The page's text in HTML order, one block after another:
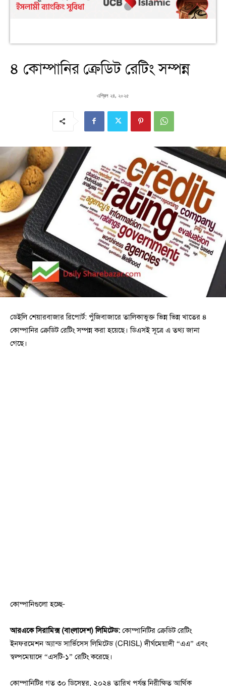
৪ কোম্পানির ক্রেডিট রেটিং সম্পন্ন
এপ্রিল ২৪, ২০২৫
ডেইলি শেয়ারবাজার রিপোর্ট: পুঁজিবাজারে তালিকাভুক্ত ভিন্ন ভিন্ন খাতের ৪
কোম্পানির ক্রেডিট রেটিং সম্পন্ন করা হয়েছে। ডিএসই সূত্রে এ তথ্য জানা
গেছে।
কোম্পানিগুলো হচ্ছে-
আরএকে সিরামিক্স (বাংলাদেশ) লিমিটেড: কোম্পানিটির ক্রেডিট রেটিং
ইনফরমেশন অ্যান্ড সার্ভিসেস লিমিটেড (CRISL) দীর্ঘমেয়াদী “এএ” এবং
স্বল্পমেয়াদে “এসটি-১” রেটিং করেছে।
কোম্পানিটির গত ৩০ ডিসেম্বর, ২০২৪ তারিখ পর্যন্ত নিরীক্ষিত আর্থিক